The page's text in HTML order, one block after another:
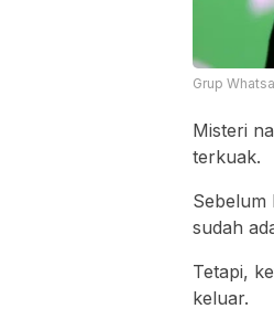
Grup
Misteri
terkuak.
Sebelum
sudah
Tetapi,
keluar.